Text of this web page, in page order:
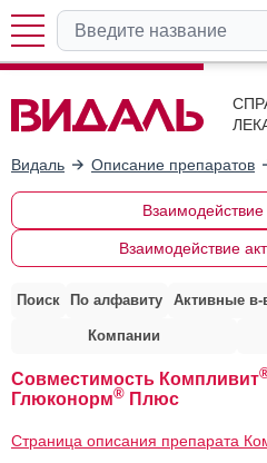
Видаль Описание препаратов
Взаимодействие
Поиск По алфавиту Активные в-
Компании
Совместимость Компливит
Глюконорм® Плюс
Страница описания препарата